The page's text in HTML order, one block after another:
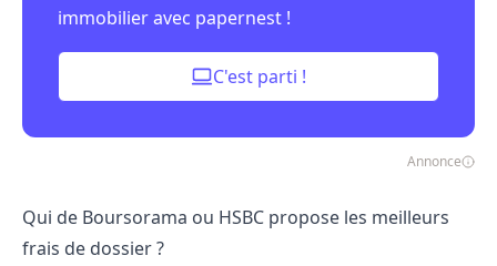
immobilier avec papernest !
C'est parti !
Annonce
Qui de Boursorama ou HSBC propose les meilleurs
frais de dossier ?